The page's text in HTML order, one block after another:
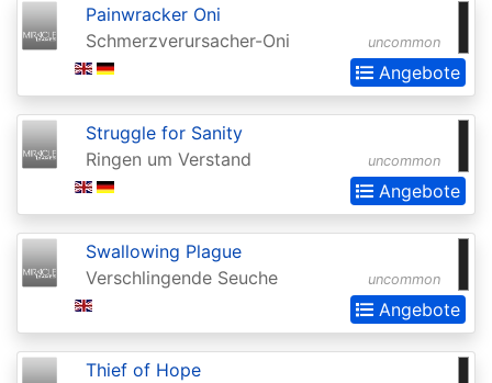
Clash
Coldsnap
Coldsnap:
Theme
Decks
Commander
Commander
2013
uncommon
Painwracker Oni
Schmerzverursacher-Oni
Angebote
uncommon
Struggle for Sanity
Ringen um Verstand
Angebote
uncommon
Swallowing Plague
Verschlingende Seuche
Angebote
Thief of Hope